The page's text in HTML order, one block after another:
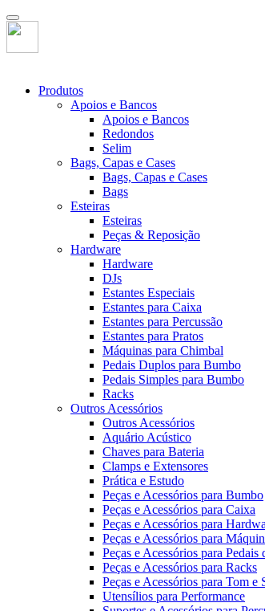
Produtos
Apoios e Bancos
Apoios e Bancos
Redondos
Selim
Bags, Capas e Cases
Bags, Capas e Cases
Bags
Esteiras
Esteiras
Peças & Reposição
Hardware
Hardware
DJs
Estantes Especiais
Estantes para Caixa
Estantes para Percussão
Estantes para Pratos
Máquinas para Chimbal
Pedais Duplos para Bumbo
Pedais Simples para Bumbo
Racks
Outros Acessórios
Outros Acessórios
Aquário Acústico
Chaves para Bateria
Clamps e Extensores
Prática e Estudo
Peças e Acessórios para Bumbo
Peças e Acessórios para Caixa
Peças e Acessórios para
Peças e Acessórios para
Peças e Acessórios para Pedais
Peças e Acessórios para Racks
Peças e Acessórios para Tom e
Utensílios para Performance